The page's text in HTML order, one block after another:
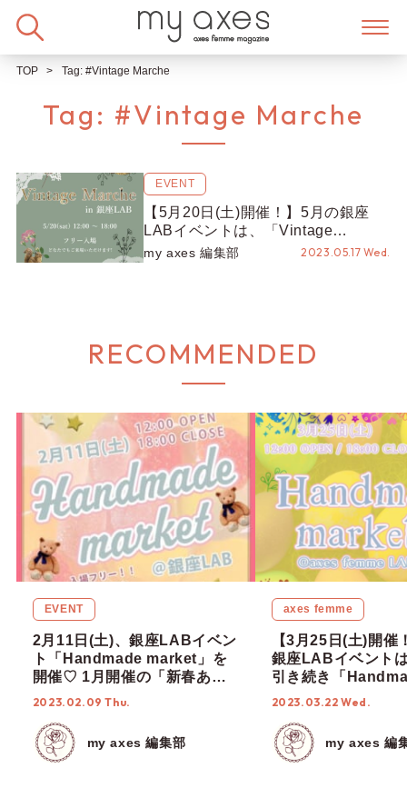
TOP Tag: #Vintage Marche
Tag: #Vintage Marche
EVENT
【5月20日(土)開催！】5月の銀座
LABイベントは、「Vintage
Marche」を開催♡ 3月開催の様子と
my axes 編集部 2023.05.17 Wed.
RECOMMENDED
EVENT
2月11日(土)、銀座LABイベン
ト「Handmade market」を
開催♡ 1月開催の「新春あけ
おめ大宴会」の様子ととも
2023.02.09 Thu.
my axes 編集部
axes femme
【3月25日(土)開催
銀座LABイベント
引き続き「
market」を開催♡
をご紹介！
2023.03.22 Wed.
my axes 編